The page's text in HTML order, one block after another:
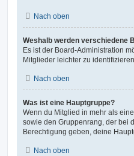
Nach oben
Weshalb werden verschiedene
Es ist der Board-Administration
Mitglieder leichter zu identifizieren
Nach oben
Was ist eine Hauptgruppe?
Wenn du Mitglied in mehr als
sowie den Gruppenrang, der bei
Berechtigung geben, deine
Nach oben